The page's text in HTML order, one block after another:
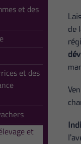
et des
et des
et
de